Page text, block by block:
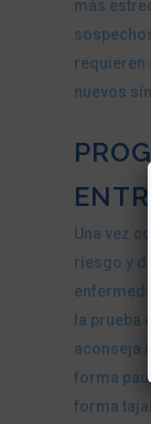
más
requieren
nuevos
Una vez
riesgo y
la prueba
aconseja
forma
forma